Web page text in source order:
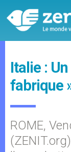
Italie :
fabrique
ROME,